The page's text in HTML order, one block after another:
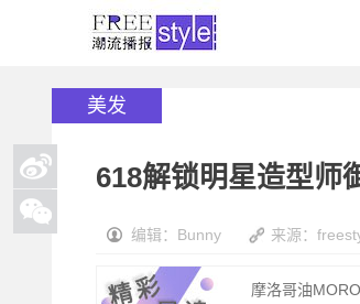
美发
618解锁明星造型师
编辑：Bunny 来源：
摩洛哥油